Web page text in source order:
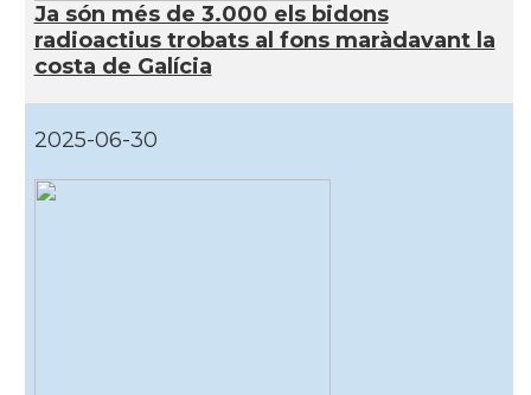
Ja són més de 3.000 els bidons
radioactius trobats al fons maràdavant la
costa de Galícia
2025-06-30